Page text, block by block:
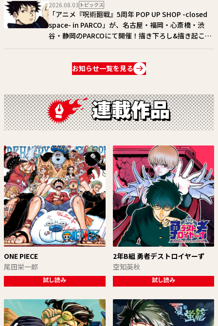
2026.08.03 トピックス
「アニメ『呪術廻戦』5周年 POP UP SHOP -closed
space- in PARCO」が、名古屋・福岡・心斎橋・渋
谷・静岡のPARCOにて開催！描き下ろし&描き起こし
アイテム多数展開!! 詳細はコチラ!!
お知らせ一覧を見る
ONE PIECE
尾田栄一郎
試し読み
2年B組 勇者デストロイヤーず
空知英秋
試し読み